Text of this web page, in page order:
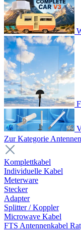
Zur Kategorie
Komplettkabel
Individuelle Kabel
Meterware
Stecker
Adapter
Splitter / Koppler
Microwave Kabel
FTS Antennenkabel